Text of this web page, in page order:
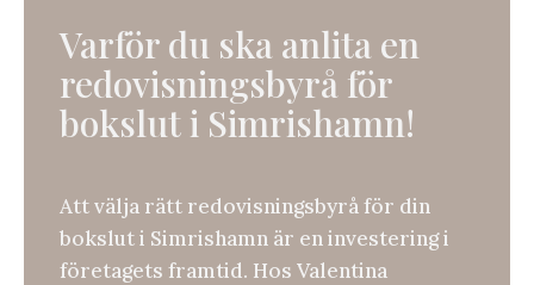
Varför du ska anlita en
redovisningsbyrå för
bokslut i Simrishamn!
Att välja rätt redovisningsbyrå för din
bokslut i Simrishamn är en investering i
företagets framtid. Hos Valentina